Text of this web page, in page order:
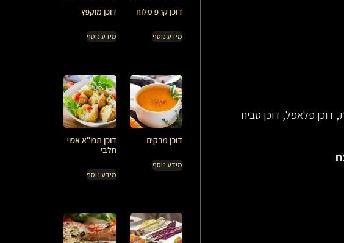
דוכן פלאפל, דוכן סביח
דוכן קרפ מלוח
מידע נוסף
דוכן מוקפץ
מידע נוסף
דוכן מרקים
מידע נוסף
דוכן תפו"א אפוי
חלבי
מידע נוסף